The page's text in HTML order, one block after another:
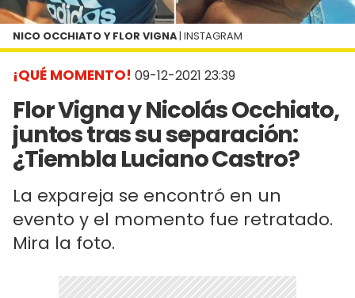
¡QUÉ MOMENTO! 09-12-2021 23:39
Flor Vigna y Nicolás Occhiato,
juntos tras su separación:
¿Tiembla Luciano Castro?
La expareja se encontró en un
evento y el momento fue retratado.
Mira la foto.
NICO OCCHIATO Y FLOR VIGNA | INSTAGRAM